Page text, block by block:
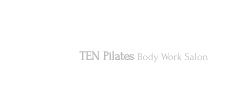
TEN Pilates Body Work Salon